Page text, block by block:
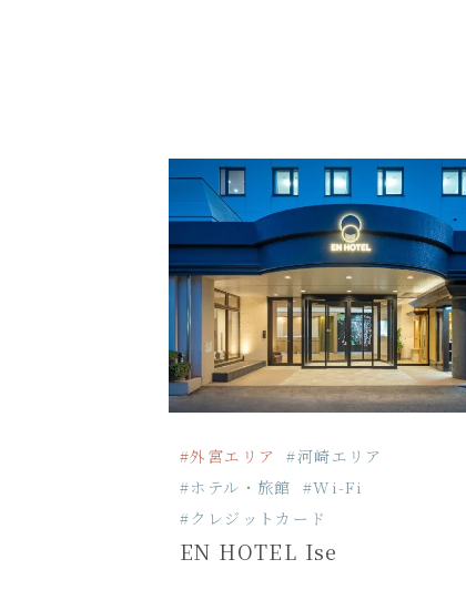
#外宮エリア
#河崎エリア
#ホテル・旅館 #Wi-Fi
#クレジットカード
EN HOTEL Ise